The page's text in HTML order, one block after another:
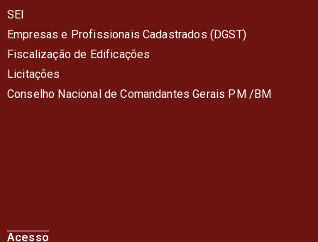
SEI
Empresas e Profissionais Cadastrados (DGST)
Fiscalização de Edificações
Licitações
Conselho Nacional de Comandantes Gerais PM /BM
Acesso